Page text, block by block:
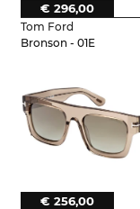
Tom Ford
Bronson - 01E
€ 296,00
€ 256,00